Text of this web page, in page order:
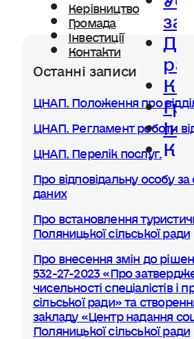
Керівництво
Громада
Інвестиції
Контакти
Останні записи
ЦНАП. Положення про
ЦНАП. Регламент роботи
ЦНАП. Перелік послуг.
Про відповідальну особу
даних
Про встановлення
Поляницької сільської ради
Про внесення змін до
532-27-2023 «Про
чисельності спеціалістів і
сільської ради» та
закладу «Центр надання
Поляницької сільської ради